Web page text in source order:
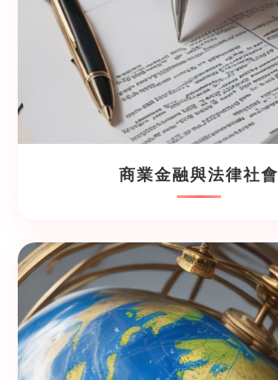
商業金融與法律社會